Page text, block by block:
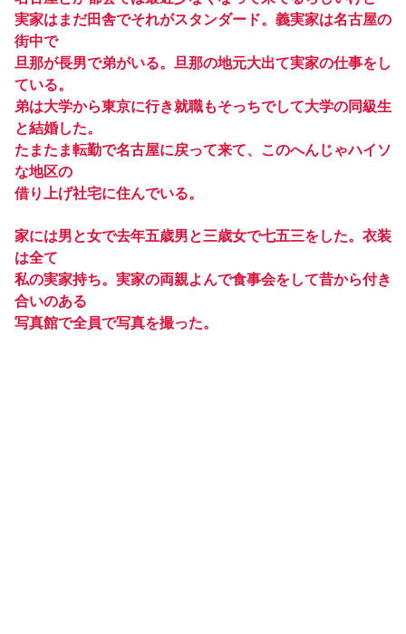
実家はまだ田舎でそれがスタンダード。義実家は名古屋の
街中で
旦那が長男で弟がいる。旦那の地元大出て実家の仕事をし
ている。
弟は大学から東京に行き就職もそっちでして大学の同級生
と結婚した。
たまたま転勤で名古屋に戻って来て、このへんじゃハイソ
な地区の
借り上げ社宅に住んでいる。
家には男と女で去年五歳男と三歳女で七五三をした。衣装
は全て
私の実家持ち。実家の両親よんで食事会をして昔から付き
合いのある
写真館で全員で写真を撮った。